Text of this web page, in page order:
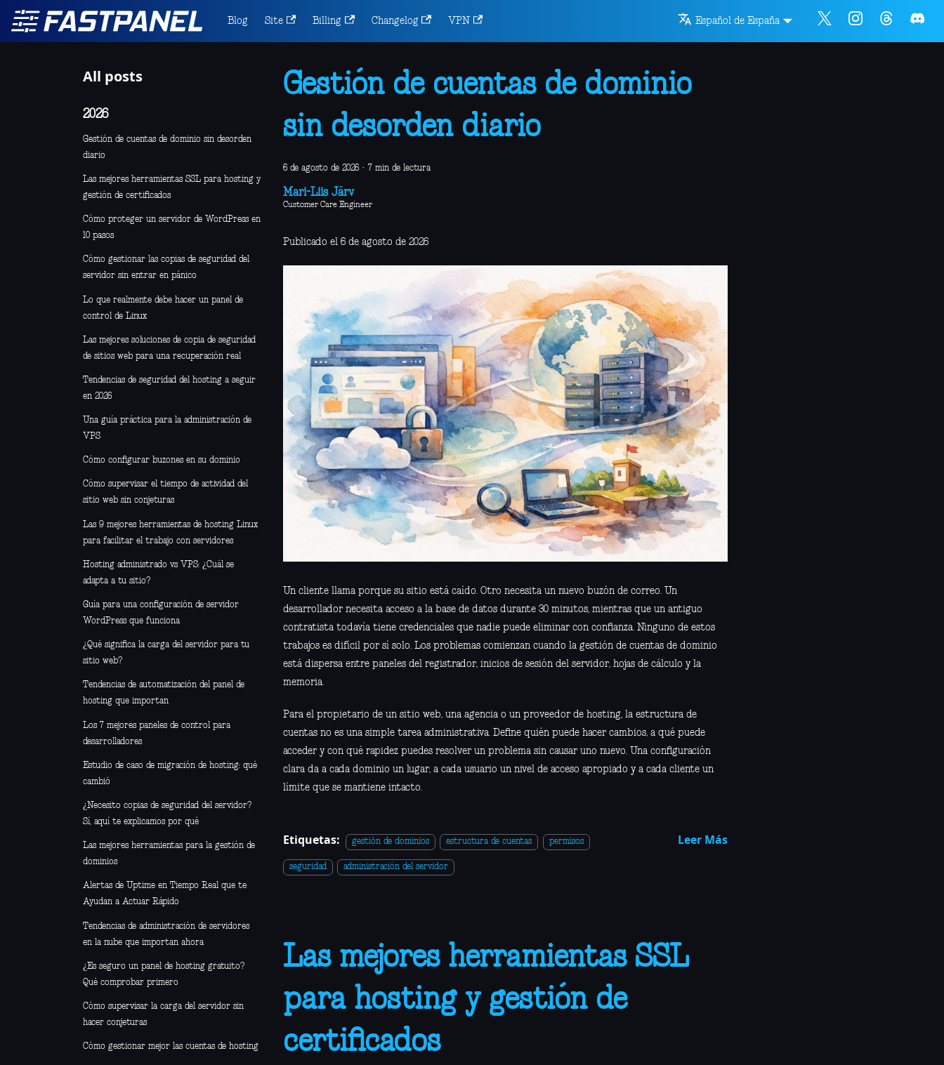
Blog Site Billing Changelog VPN Español de España
All posts
2026
Gestión de cuentas de dominio sin desorden
diario
Las mejores herramientas SSL para hosting y
gestión de certificados
Cómo proteger un servidor de WordPress en
10 pasos
Cómo gestionar las copias de seguridad del
servidor sin entrar en pánico
Lo que realmente debe hacer un panel de
control de Linux
Las mejores soluciones de copia de seguridad
de sitios web para una recuperación real
Tendencias de seguridad del hosting a seguir
en 2026
Una guía práctica para la administración de
VPS
Cómo configurar buzones en su dominio
Cómo supervisar el tiempo de actividad del
sitio web sin conjeturas
Las 9 mejores herramientas de hosting Linux
para facilitar el trabajo con servidores
Hosting administrado vs VPS: ¿Cuál se
adapta a tu sitio?
Guía para una configuración de servidor
WordPress que funciona
¿Qué significa la carga del servidor para tu
sitio web?
Tendencias de automatización del panel de
hosting que importan
Los 7 mejores paneles de control para
desarrolladores
Estudio de caso de migración de hosting: qué
cambió
¿Necesito copias de seguridad del servidor?
Sí, aquí te explicamos por qué
Las mejores herramientas para la gestión de
dominios
Alertas de Uptime en Tiempo Real que te
Ayudan a Actuar Rápido
Tendencias de administración de servidores
en la nube que importan ahora
¿Es seguro un panel de hosting gratuito?
Qué comprobar primero
Cómo supervisar la carga del servidor sin
hacer conjeturas
Cómo gestionar mejor las cuentas de hosting
Gestión de cuentas de dominio
sin desorden diario
6 de agosto de 2026 · 7 min de lectura
Mari-Liis Järv
Customer Care Engineer
Publicado el 6 de agosto de 2026
Un cliente llama porque su sitio está caído. Otro necesita un nuevo buzón de correo. Un
desarrollador necesita acceso a la base de datos durante 30 minutos, mientras que un antiguo
contratista todavía tiene credenciales que nadie puede eliminar con confianza. Ninguno de estos
trabajos es difícil por sí solo. Los problemas comienzan cuando la gestión de cuentas de dominio
está dispersa entre paneles del registrador, inicios de sesión del servidor, hojas de cálculo y la
memoria.
Para el propietario de un sitio web, una agencia o un proveedor de hosting, la estructura de
cuentas no es una simple tarea administrativa. Define quién puede hacer cambios, a qué puede
acceder y con qué rapidez puedes resolver un problema sin causar uno nuevo. Una configuración
clara da a cada dominio un lugar, a cada usuario un nivel de acceso apropiado y a cada cliente un
límite que se mantiene intacto.
Etiquetas: gestión de dominios estructura de cuentas permisos
seguridad administración del servidor
Leer Más
Las mejores herramientas SSL
para hosting y gestión de
certificados